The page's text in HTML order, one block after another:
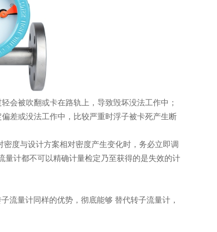
会被吹翻或卡在路轨上，导致毁坏没法工作中；
差或没法工作中，比较严重时浮子被卡死产生断
度与设计方案相对密度产生变化时，务必立即调
计都不可以精确计量检定乃至获得的是失效的计
流量计同样的优势，彻底能够 替代转子流量计，